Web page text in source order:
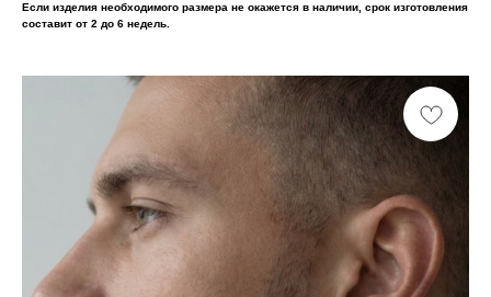
Если изделия необходимого размера не окажется в наличии, срок изготовления
составит от 2 до 6 недель.